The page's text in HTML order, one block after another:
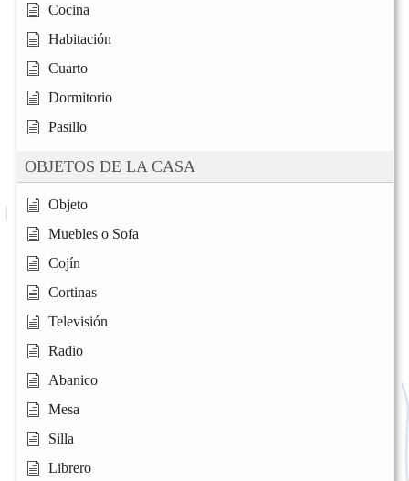
Cocina
Habitación
Cuarto
Dormitorio
Pasillo
OBJETOS DE LA CASA
Objeto
Muebles o Sofa
Cojín
Cortinas
Televisión
Radio
Abanico
Mesa
Silla
Librero